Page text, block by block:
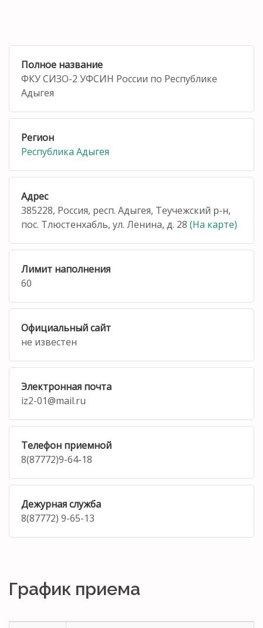
Полное название
ФКУ СИЗО-2 УФСИН России по Республике
Адыгея
Регион
Республика Адыгея
Адрес
385228, Россия, респ. Адыгея, Теучежский р-н,
пос. Тлюстенхабль, ул. Ленина, д. 28 (На карте)
Лимит наполнения
60
Официальный сайт
не известен
Электронная почта
iz2-01@mail.ru
Телефон приемной
8(87772)9-64-18
Дежурная служба
8(87772) 9-65-13
График приема